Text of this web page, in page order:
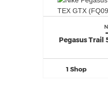
Pegasus Trail
1 Shop